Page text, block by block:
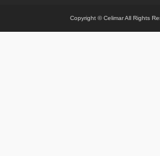
Copyright © Celimar All Rights